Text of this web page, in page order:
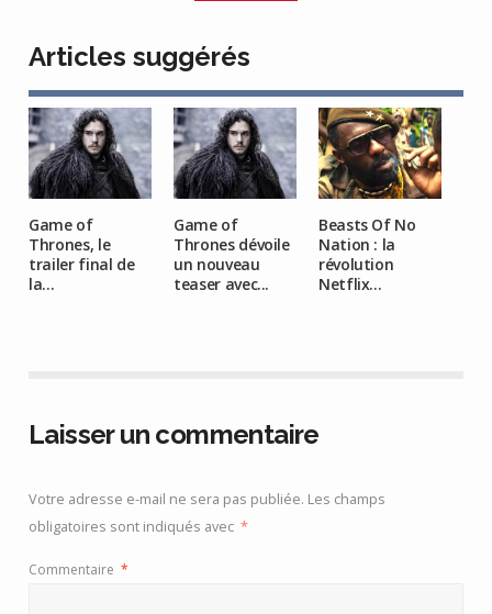
Articles suggérés
Game of
Thrones, le
trailer final de
la...
Game of
Thrones dévoile
un nouveau
teaser avec...
Beasts Of No
Nation : la
révolution
Netflix...
Laisser un commentaire
Votre adresse e-mail ne sera pas publiée. Les champs
obligatoires sont indiqués avec *
Commentaire *